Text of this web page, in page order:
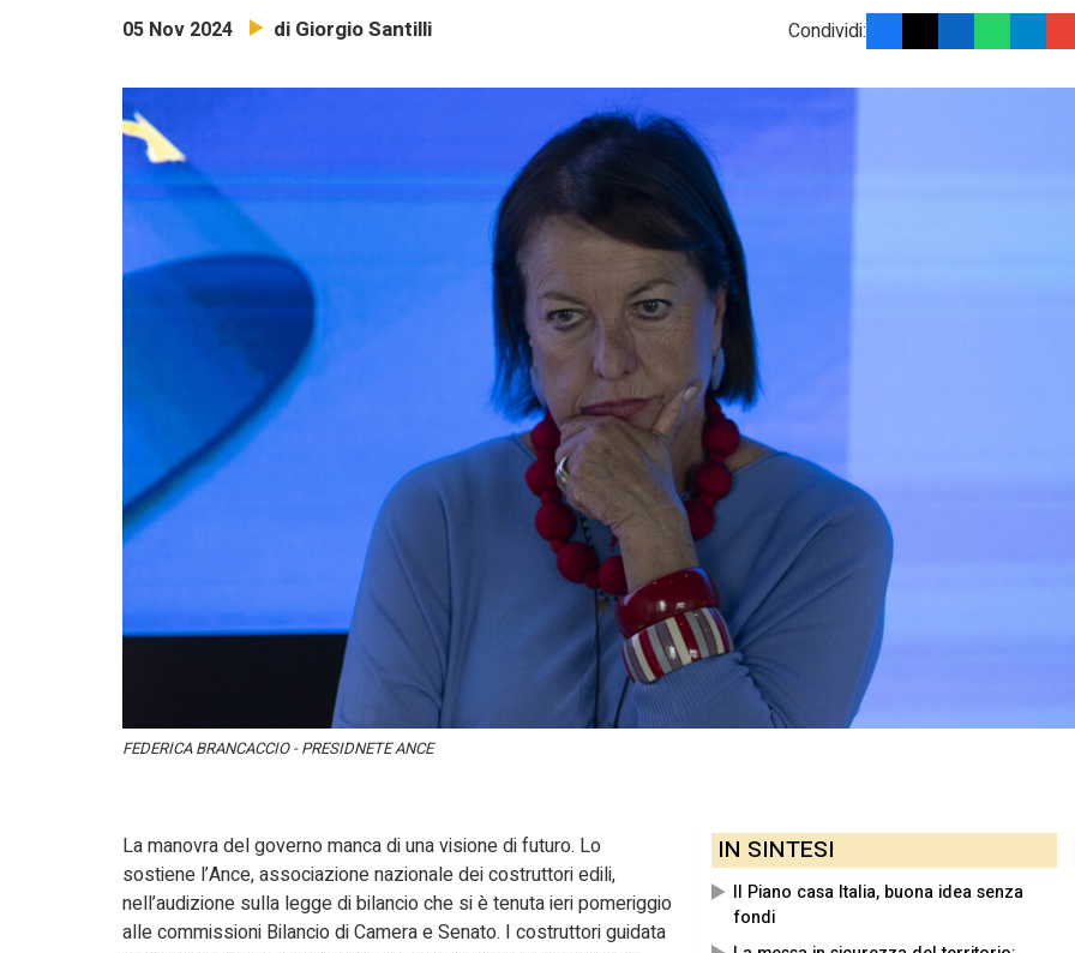
05 Nov 2024 di Giorgio Santilli Condividi:
FEDERICA BRANCACCIO - PRESIDNETE ANCE
IN SINTESI
Il Piano casa Italia, buona idea senza
fondi
La manovra del governo manca di una visione di futuro. Lo
sostiene l’Ance, associazione nazionale dei costruttori edili,
nell’audizione sulla legge di bilancio che si è tenuta ieri pomeriggio
alle commissioni Bilancio di Camera e Senato. I costruttori guidata